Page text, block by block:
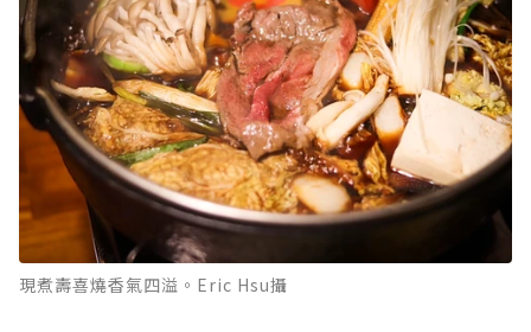
現煮壽喜燒香氣四溢。Eric Hsu攝